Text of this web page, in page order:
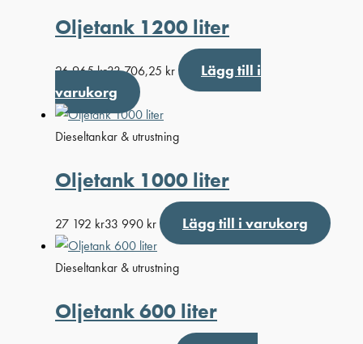
Oljetank 1200 liter
26 965kr33 706,25 kr
Lägg till i
varukorg
Dieseltankar & utrustning
Oljetank 1000 liter
27 192 kr33 990 kr Lägg till i varukorg
Dieseltankar & utrustning
Oljetank 600 liter